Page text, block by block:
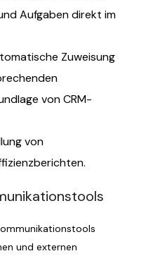
Aufgaben direkt im
Zuweisung
von CRM-
von
und externen